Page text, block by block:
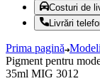
Costuri de
Livrări
Prima pagină
Pigment pentru
35ml MIG 3012